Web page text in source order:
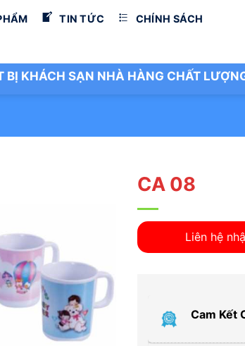
TIN TỨC CHÍNH SÁCH
BỊ KHÁCH SẠN NHÀ HÀNG CHẤT
CA 08
Liên hệ
Cam Kết